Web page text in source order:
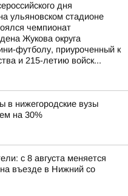
дня
ульяновском стадионе
чемпионат
Жукова округа
футболу, приуроченный к
и 215-летию войск...
в нижегородские вузы
на 30%
с 8 августа меняется
въезде в Нижний со